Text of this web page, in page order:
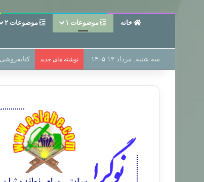
خانه موضوعات ۱ موضوعات ۲
سه شنبه, مرداد ۱۳ ۱۴۰۵ نوشته های جدید سر دفتر